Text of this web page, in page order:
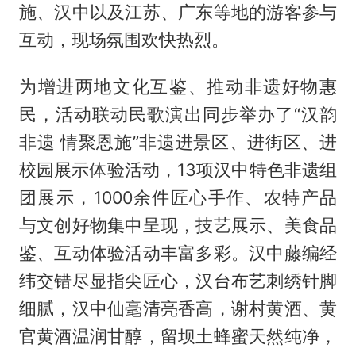
施、汉中以及江苏、广东等地的游客参与
互动，现场氛围欢快热烈。
为增进两地文化互鉴、推动非遗好物惠
民，活动联动民歌演出同步举办了“汉韵
非遗 情聚恩施”非遗进景区、进街区、进
校园展示体验活动，13项汉中特色非遗组
团展示，1000余件匠心手作、农特产品
与文创好物集中呈现，技艺展示、美食品
鉴、互动体验活动丰富多彩。汉中藤编经
纬交错尽显指尖匠心，汉台布艺刺绣针脚
细腻，汉中仙毫清亮香高，谢村黄酒、黄
官黄酒温润甘醇，留坝土蜂蜜天然纯净，